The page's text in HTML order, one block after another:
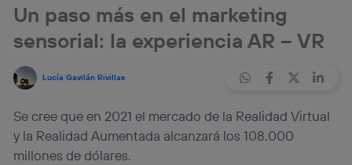
Un paso más en el marketing
sensorial: la experiencia AR – VR
Lucía Gavilán Rivillas
Se cree que en 2021 el mercado de la Realidad Virtual
y la Realidad Aumentada alcanzará los 108.000
millones de dólares.